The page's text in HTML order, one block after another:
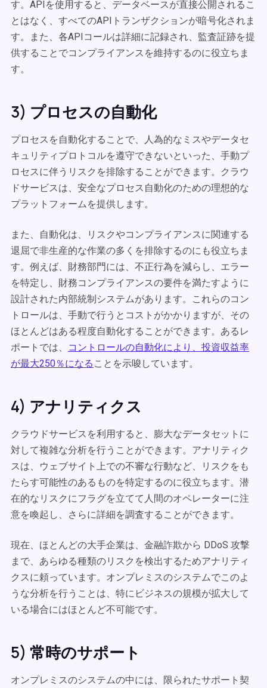
す。APIを使用すると、データベースが直接公開されるこ
とはなく、すべてのAPIトランザクションが暗号化されま
す。また、各APIコールは詳細に記録され、監査証跡を提
供することでコンプライアンスを維持するのに役立ちま
す。
3) プロセスの自動化
プロセスを自動化することで、人為的なミスやデータセ
キュリティプロトコルを遵守できないといった、手動プ
ロセスに伴うリスクを排除することができます。クラウ
ドサービスは、安全なプロセス自動化のための理想的な
プラットフォームを提供します。
また、自動化は、リスクやコンプライアンスに関連する
退屈で非生産的な作業の多くを排除するのにも役立ちま
す。例えば、財務部門には、不正行為を減らし、エラー
を特定し、財務コンプライアンスの要件を満たすように
設計された内部統制システムがあります。これらのコン
トロールは、手動で行うとコストがかかりますが、その
ほとんどはある程度自動化することができます。あるレ
ポートでは、
コントロールの自動化により、投資収益率
が最大250％になる ことを示唆しています。
4) アナリティクス
クラウドサービスを利用すると、膨大なデータセットに
対して複雑な分析を行うことができます。アナリティク
スは、ウェブサイト上での不審な行動など、リスクをも
たらす可能性のあるものを特定するのに役立ちます。潜
在的なリスクにフラグを立てて人間のオペレーターに注
意を喚起し、さらに詳細を調査することができます。
現在、ほとんどの大手企業は、金融詐欺から DDoS 攻撃
まで、あらゆる種類のリスクを検出するためアナリティ
クスに頼っています。オンプレミスのシステムでこのよ
うな分析を行うことは、特にビジネスの規模が拡大して
いる場合にはほとんど不可能です。
5) 常時のサポート
オンプレミスのシステムの中には、限られたサポート契